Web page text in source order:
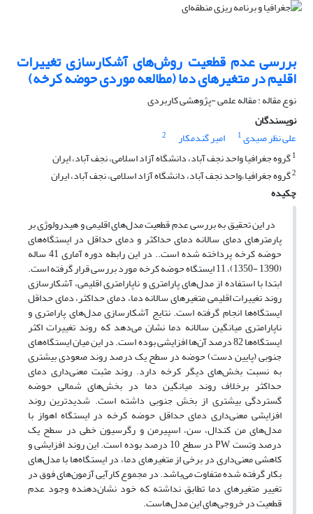
بررسی عدم قطعیت روش‌های آشکارسازی تغییرات
اقلیم در متغیرهای دما (مطالعه موردی حوضه کرخه)
نوع مقاله : مقاله علمی -پژوهشی کاربردی
نویسندگان
علی نظر صیدی1 امیر گندمکار
2
1گروه جغرافیا واحد نجف آباد، دانشگاه آزاد اسلامی، نجف آباد، ایران
2گروه جغرافیا،واحد نجف آباد، دانشگاه آزاد اسلامی، نجف آباد، ایران
چکیده
در این تحقیق به بررسی عدم قطعیت مدل‌های اقلیمی و هیدرولوژی بر
پارمترهای دمای سالانه دمای حداکثر و دمای حداقل در ایستگاه‌های
حوضه کرخه پرداخته شده است.. در این رابطه دوره آماری 41 ساله
(1390 -1350)، 11 ایستگاه حوضه کرخه مورد بررسی قرار گرفته است.
ابتدا با استفاده از مدل‌های پارامتری و ناپارامتری اقلیمی، آشکارسازی
روند تغییرات اقلیمی متغیرهای سالانه دما، دمای حداکثر، دمای حداقل
ایستگاه‌ها انجام گرفته است. نتایج آشکارسازی مدل‌های پارامتری و
ناپارامتری میانگین سالانه دما نشان می‌دهد که روند تغییرات اکثر
ایستگاه‌ها 82 درصد آن‌ها افزایشی بوده است. در این میان ایستگاه‌های
جنوبی (پایین دست) حوضه در سطح یک درصد روند صعودی بیشتری
به نسبت بخش‌های دیگر کرخه دارد. روند مثبت معنی‌داری دمای
حداکثر برخلاف روند میانگین دما در بخش‌های شمالی حوضه
گستردگی بیشتری از بخش جنوبی داشته است. شدیدترین روند
افزایشی معنی‌داری دمای حداقل حوضه کرخه در ایستگاه اهواز با
مدل‌های من کندال، سن، اسپیرمن و رگرسیون خطی در سطح یک
درصد وتست PW در سطح 10 درصد بوده است. این روند افزایشی و
کاهشی معنی‌داری در برخی از متغیر‌های دما، در ایستگاه‌ها با مدل‌های
بکار گرفته شده متفاوت می‌باشد. در مجموع کارآیی آزمون‌های فوق در
تغییر متغیرهای دما تطابق نداشته که خود نشان‌دهنده وجود عدم
قطعیت در خروجی‌های این مدل‌هاست.